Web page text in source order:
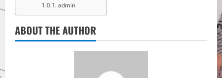
admin
ABOUT THE AUTHOR